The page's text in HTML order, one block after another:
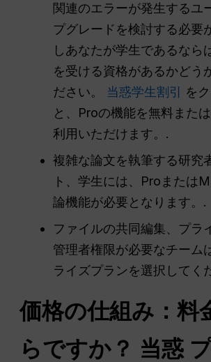
関連のエラーが発生するユ
プグレードを検討する必要
しあなたが学生であるなら
を受ける資格があるかどう
ださい。 当惑学生割引
を
と、Proの機能を無料また
利用いただけます。.
複雑な論文を執筆する研究
ト、学生には、Proまたは
論機能が必要となります。.
ファイルの共同編集、プラ
管理者権限が必要なチーム
ライズプランを選択してく
価格の仕組み：料
らですか？ 当惑